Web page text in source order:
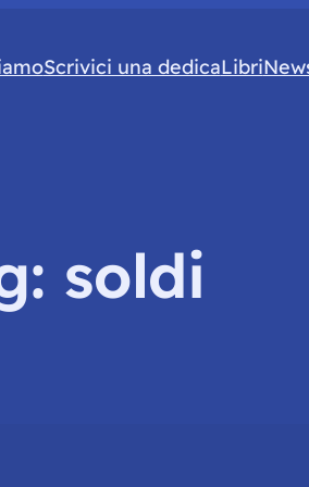
Scrivici una dedicaLibri
soldi